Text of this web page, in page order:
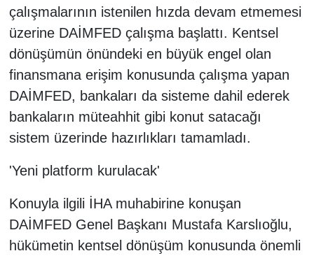
çalışmalarının istenilen hızda devam etmemesi
üzerine DAİMFED çalışma başlattı. Kentsel
dönüşümün önündeki en büyük engel olan
finansmana erişim konusunda çalışma yapan
DAİMFED, bankaları da sisteme dahil ederek
bankaların müteahhit gibi konut satacağı
sistem üzerinde hazırlıkları tamamladı.
'Yeni platform kurulacak'
Konuyla ilgili İHA muhabirine konuşan
DAİMFED Genel Başkanı Mustafa Karslıoğlu,
hükümetin kentsel dönüşüm konusunda önemli